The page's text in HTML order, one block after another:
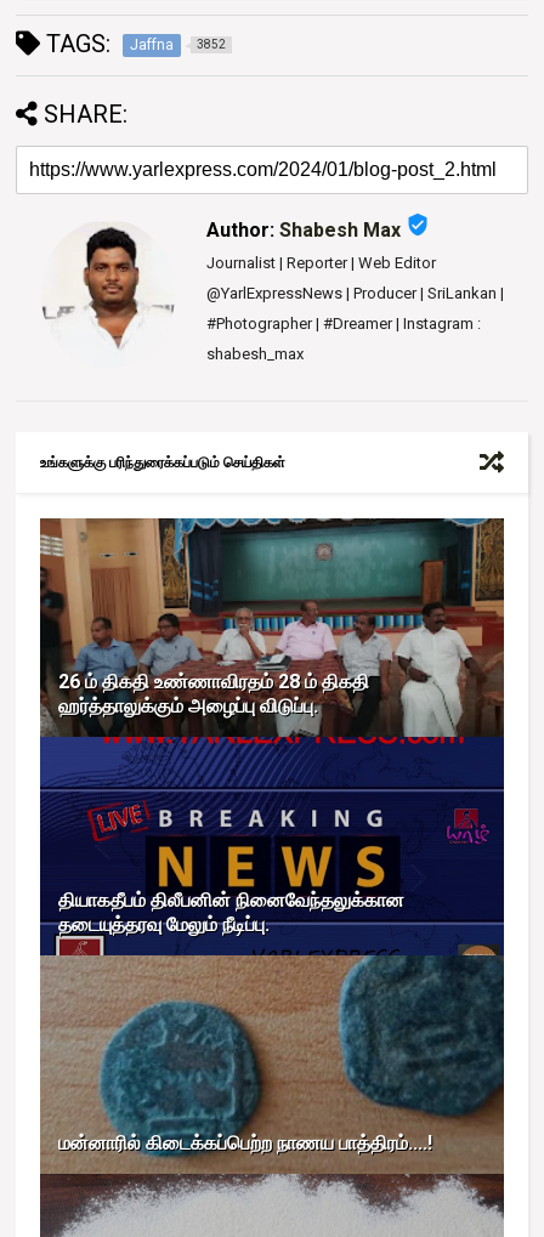
TAGS: Jaffna 3852
SHARE:
Author:Shabesh Max verified_user
Journalist | Reporter | Web Editor
@YarlExpressNews | Producer | SriLankan |
#Photographer | #Dreamer | Instagram :
shabesh_max
உங்களுக்கு பரிந்துரைக்கப்படும் செய்திகள்
26 ம் திகதி உண்ணாவிரதம் 28 ம் திகதி
ஹர்த்தாலுக்கும் அழைப்பு விடுப்பு.
தியாகதீபம் திலீபனின் நினைவேந்தலுக்கான
தடையுத்தரவு மேலும் நீடிப்பு.
மன்னாரில் கிடைக்கப்பெற்ற நாணய பாத்திரம்....!